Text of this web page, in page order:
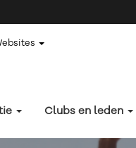
Clubs en leden